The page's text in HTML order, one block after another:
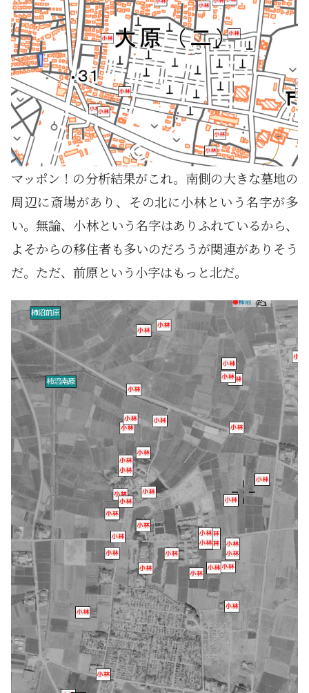
マッポン！の分析結果がこれ。南側の大きな墓地の
周辺に斎場があり、その北に小林という名字が多
い。無論、小林という名字はありふれているから、
よそからの移住者も多いのだろうが関連がありそう
だ。ただ、前原という小字はもっと北だ。